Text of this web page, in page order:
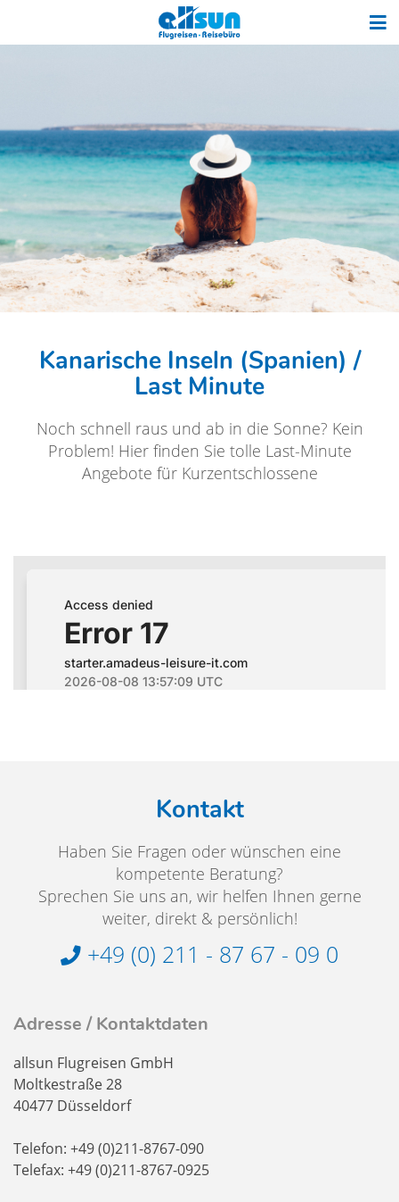
Kanarische Inseln (Spanien) /
Last Minute
Noch schnell raus und ab in die Sonne? Kein
Problem! Hier finden Sie tolle Last-Minute
Angebote für Kurzentschlossene
Kontakt
Haben Sie Fragen oder wünschen eine
kompetente Beratung?
Sprechen Sie uns an, wir helfen Ihnen gerne
weiter, direkt & persönlich!
+49 (0) 211 - 87 67 - 09 0
Adresse / Kontaktdaten
allsun Flugreisen GmbH
Moltkestraße 28
40477 Düsseldorf
Telefon: +49 (0)211-8767-090
Telefax: +49 (0)211-8767-0925